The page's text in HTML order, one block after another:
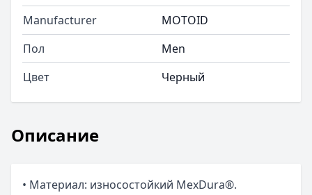
Описание
• Материал: износостойкий MexDura®.
Manufacturer
MOTOID
Пол
Men
Цвет
Черный